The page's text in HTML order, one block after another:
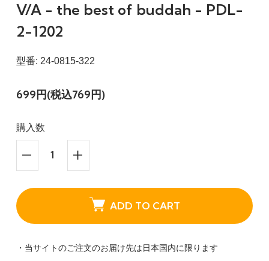
V/A - the best of buddah - PDL-
2-1202
型番: 24-0815-322
699円(税込769円)
購入数
ADD TO CART
・当サイトのご注文のお届け先は日本国内に限ります